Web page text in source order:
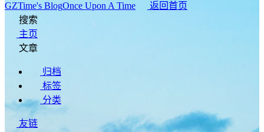
GZTime's BlogOnce Upon A Time
返回首页
搜索
主页
文章
归档
标签
分类
友链